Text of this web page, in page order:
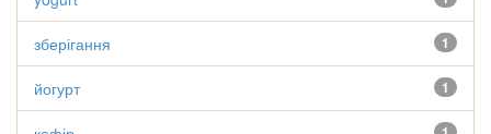
1
зберігання
1
йогурт